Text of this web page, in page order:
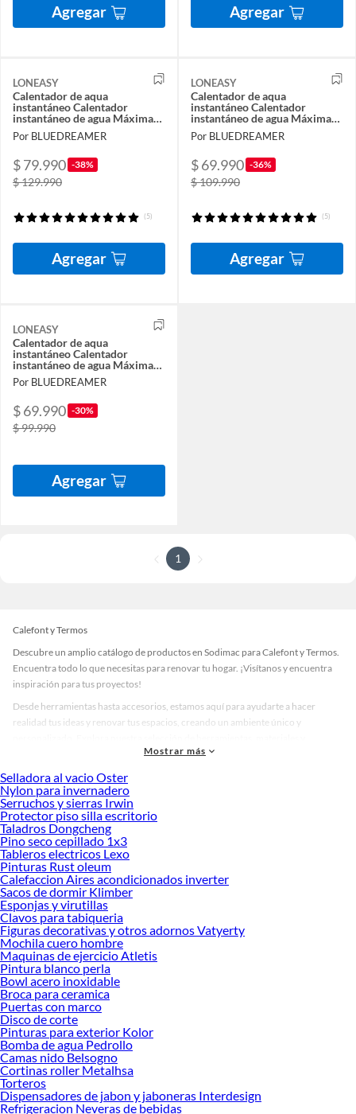
Agregar Agregar
LONEASY
Calentador de aqua
instantáneo Calentador
instantáneo de agua Máxima
eficiencia energética con SEC
Por BLUEDREAMER
$ 79.990 -38%
$ 129.990
(5)
Agregar
LONEASY
Calentador de aqua
instantáneo Calentador
instantáneo de agua Máxima
eficiencia energética con SEC
Por BLUEDREAMER
$ 69.990 -36%
$ 109.990
(5)
Agregar
LONEASY
Calentador de aqua
instantáneo Calentador
instantáneo de agua Máxima
eficiencia energética
Por BLUEDREAMER
$ 69.990 -30%
$ 99.990
Agregar
1
Calefont y Termos
Descubre un amplio catálogo de productos en Sodimac para Calefont y Termos.
Encuentra todo lo que necesitas para renovar tu hogar. ¡Visítanos y encuentra
inspiración para tus proyectos!
Desde herramientas hasta accesorios, estamos aquí para ayudarte a hacer
realidad tus ideas y renovar tus espacios, creando un ambiente único y
accesorios de calidad que te ayudarán a crear un espacio más tú.
Desde remodelaciones hasta proyectos de decoración, estamos aquí para hacer
tus ideas realidad. ¡Visítanos y encuentra todo lo que tenemos para ofrecerte en
Calefont y Termos!
Explora la variedad de productos de Calefont y Termos en Sodimac
Herramientas, materiales y accesorios de calidad para tus proyectos y
renovación de espacios. ¡Visítanos y descubre todo lo que tenemos para
ofrecerte!
Encuentra una amplia variedad de productos de Calefont y Termos en Sodimac.
Encuentra todo lo necesario para tus proyectos de renovación y decoración.
¡Visítanos y haz tus ideas realidad!
Mostrar más
Selladora al vacio Oster
Nylon para invernadero
Serruchos y sierras Irwin
Protector piso silla escritorio
Taladros Dongcheng
Pino seco cepillado 1x3
Tableros electricos Lexo
Pinturas Rust oleum
Calefaccion Aires acondicionados inverter
Sacos de dormir Klimber
Esponjas y virutillas
Clavos para tabiqueria
Figuras decorativas y otros adornos Vatyerty
Mochila cuero hombre
Maquinas de ejercicio Atletis
Pintura blanco perla
Bowl acero inoxidable
Broca para ceramica
Puertas con marco
Disco de corte
Pinturas para exterior Kolor
Bomba de agua Pedrollo
Camas nido Belsogno
Cortinas roller Metalhsa
Torteros
Dispensadores de jabon y jaboneras Interdesign
Refrigeracion Neveras de bebidas